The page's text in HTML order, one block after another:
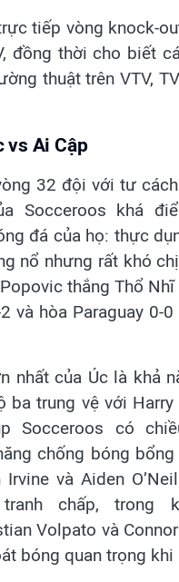
tiếp vòng knock-
đồng thời cho biết
thuật trên VTV,
vs Ai Cập
32 đội với tư
Socceroos khá
đá của họ: thực
nổ nhưng rất khó
thắng Thổ
và hòa Paraguay 0-
nhất của Úc là khả
ba trung vệ với
Socceroos có
chống bóng
và Aiden
chấp, trong
Volpato và
bóng quan trọng khi